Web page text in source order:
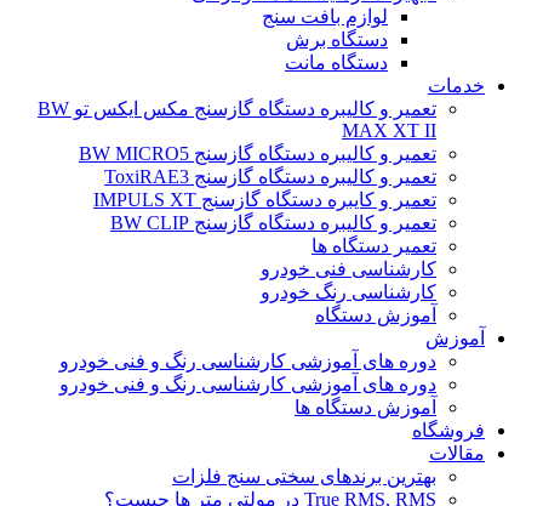
لوازم بافت سنج
دستگاه برش
دستگاه مانت
خدمات
تعمیر و کالیبره دستگاه گازسنج مکس ایکس تو BW
MAX XT II
تعمیر و کالیبره دستگاه گازسنج BW MICRO5
تعمیر و کالیبره دستگاه گازسنج ToxiRAE3
تعمیر و کایبره دستگاه گازسنج IMPULS XT
تعمیر و کالیبره دستگاه گازسنج BW CLIP
تعمیر دستگاه ها
کارشناسی فنی خودرو
کارشناسی رنگ خودرو
آموزش دستگاه
آموزش
دوره های آموزشی کارشناسی رنگ و فنی خودرو
دوره های آموزشی کارشناسی رنگ و فنی خودرو
آموزش دستگاه ها
فروشگاه
مقالات
بهترین برندهای سختی سنج فلزات
True RMS, RMS در مولتی متر ها چیست؟